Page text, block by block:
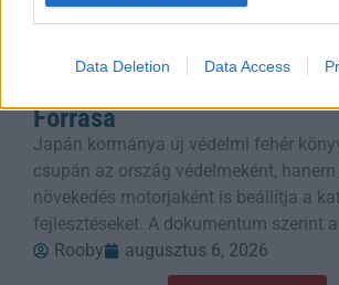
Data Deletion Data Access
Forrása
Japán kormánya új védelmi fehér
csupán az ország védelmeként,
növekedés motorjaként is beállítja a
fejlesztéseket. A dokumentum szerint a
Rooby
augusztus 6, 2026